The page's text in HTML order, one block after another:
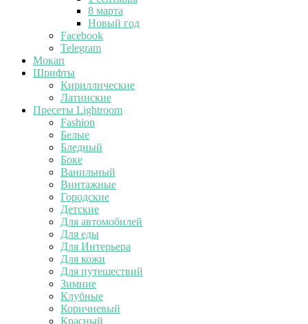
8 марта
Новый год
Facebook
Telegram
Мокап
Шрифты
Кириллические
Латинские
Пресеты Lightroom
Fashion
Белые
Бледный
Боке
Ванильный
Винтажные
Городские
Детские
Для автомобилей
Для еды
Для Интерьера
Для кожи
Для путешествий
Зимние
Клубные
Коричневый
Красный